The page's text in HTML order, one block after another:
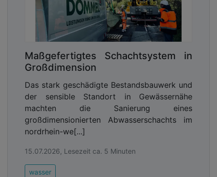
Maßgefertigtes Schachtsystem in
Großdimension
Das stark geschädigte Bestandsbauwerk und
der sensible Standort in Gewässernähe
machten die Sanierung eines
großdimensionierten Abwasserschachts im
nordrhein-we[...]
15.07.2026, Lesezeit ca. 5 Minuten
wasser